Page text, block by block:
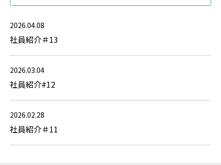
2026.04.08
社員紹介＃13
2026.03.04
社員紹介#12
2026.02.28
社員紹介＃11